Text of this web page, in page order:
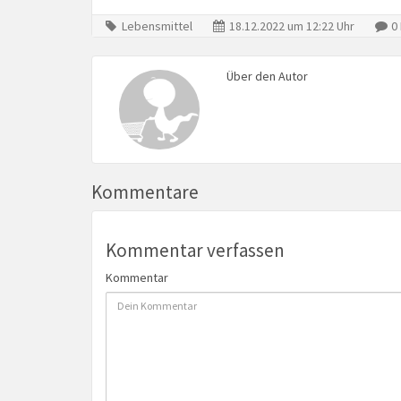
Lebensmittel 18.12.2022 um 12:22 Uhr
Über den Autor
Kommentare
Kommentar verfassen
Kommentar